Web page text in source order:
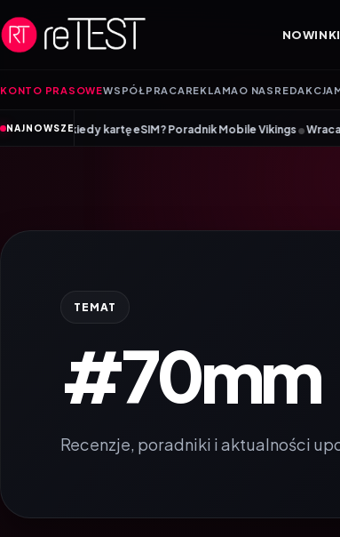
NOWINKI
KONTO PRASOWEWSPÓŁPRACA REKLAMA O NAS REDAKCJA
NAJNOWSZE
kartę eSIM? Poradnik Mobile Vikings •Wracamy do
TEMAT
#70mm
Recenzje, poradniki i aktualności